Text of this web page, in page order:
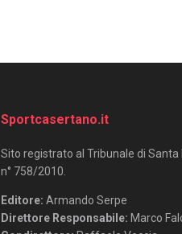
Sportcasertano.it
Sito registrato al Tribunale di Santa
n° 758/2010.
Editore: Armando Serpe
Direttore Responsabile: Marco